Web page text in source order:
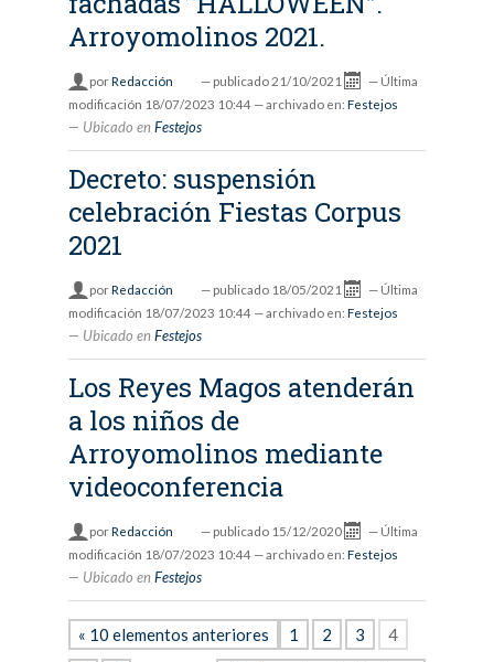
Arroyomolinos 2021.
porRedacción — publicado 21/10/2021 — Última
modificación 18/07/2023 10:44 — archivado en: Festejos
Ubicado en Festejos
Decreto: suspensión
celebración Fiestas Corpus
2021
porRedacción — publicado 18/05/2021 — Última
modificación 18/07/2023 10:44 — archivado en: Festejos
Ubicado en Festejos
Los Reyes Magos atenderán
a los niños de
Arroyomolinos mediante
videoconferencia
porRedacción — publicado 15/12/2020 — Última
modificación 18/07/2023 10:44 — archivado en: Festejos
Ubicado en Festejos
« 10 elementos anteriores
1 2 3
4